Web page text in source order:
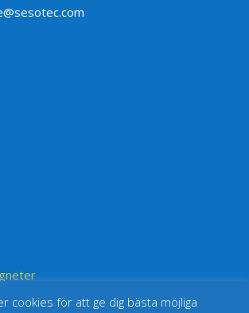
cookies för att ge dig bästa möjliga